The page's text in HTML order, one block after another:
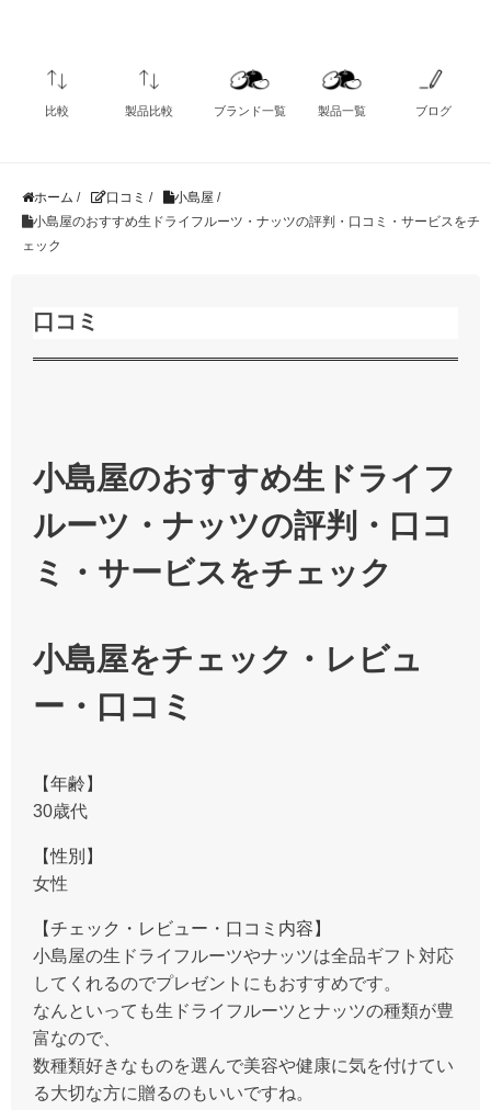
比較 製品比較 ブランド一覧 製品一覧 ブログ
ホーム / 口コミ / 小島屋 /
小島屋のおすすめ生ドライフルーツ・ナッツの評判・口コミ・サービスをチ
ェック
口コミ
小島屋のおすすめ生ドライフ
ルーツ・ナッツの評判・口コ
ミ・サービスをチェック
小島屋をチェック・レビュ
ー・口コミ
【年齢】
30歳代
【性別】
女性
【チェック・レビュー・口コミ内容】
小島屋の生ドライフルーツやナッツは全品ギフト対応
してくれるのでプレゼントにもおすすめです。
なんといっても生ドライフルーツとナッツの種類が豊
富なので、
数種類好きなものを選んで美容や健康に気を付けてい
る大切な方に贈るのもいいですね。